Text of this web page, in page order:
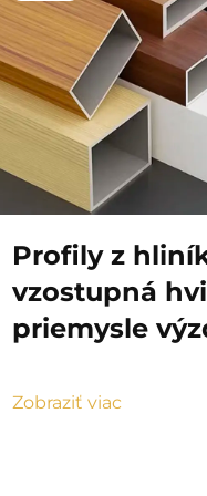
Profily z
vzostupná
priemysle
Zobraziť viac